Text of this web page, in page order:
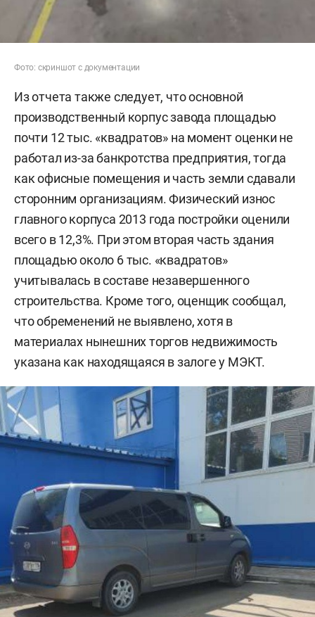
Фото: скриншот с документации
Из отчета также следует, что основной
производственный корпус завода площадью
почти 12 тыс. «квадратов» на момент оценки не
работал из-за банкротства предприятия, тогда
как офисные помещения и часть земли сдавали
сторонним организациям. Физический износ
главного корпуса 2013 года постройки оценили
всего в 12,3%. При этом вторая часть здания
площадью около 6 тыс. «квадратов»
учитывалась в составе незавершенного
строительства. Кроме того, оценщик сообщал,
что обременений не выявлено, хотя в
материалах нынешних торгов недвижимость
указана как находящаяся в залоге у МЭКТ.